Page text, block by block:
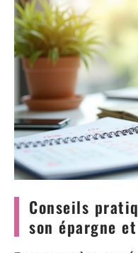
Conseils
son épargne